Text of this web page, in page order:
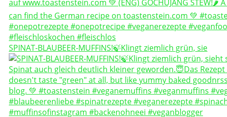
SPINAT-BLAUBEER-MUFFINS!🍃Klingt ziemlich grün, sie